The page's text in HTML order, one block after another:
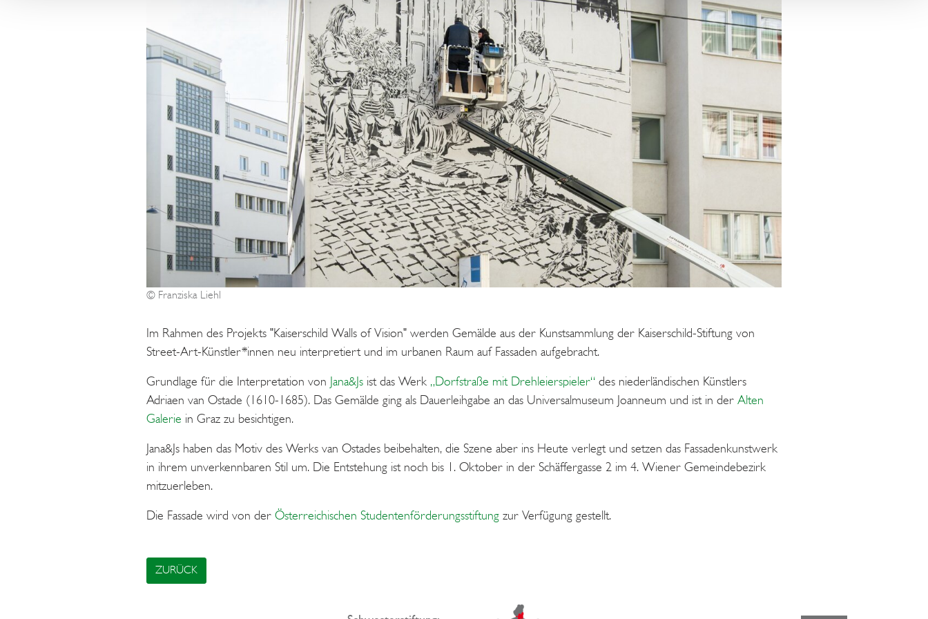
können Sie auf der Website des Handelsministeriums der USA
https://www.dataprivacyframework.gov . Bei nicht-
zertifizierten Unternehmen besteht weiterhin das Risiko, dass Ihre
Daten durch US-Behörden zu Kontroll- und
Überwachungszwecken verarbeitet werden könnten, ohne dass
hiergegen ausreichende Rechtsmittel zur Verfügung stehen.
Indem Sie auf 'Alle Cookies zulassen' klicken, willigen Sie der
Verwendung von Cookies und der Datenverarbeitung durch
unsere Partner ein, einschließlich möglicher Datenübermittlungen
in die USA.
Wenn Sie auf "Nur notwendige Cookies" klicken, findet keine
Übermittlung an Dritte oder in die USA statt. Sie können Ihre
Cookie-Einstellungen jederzeit im Footer ändern. Weitere
Informationen über die Verwendung Ihrer Daten finden Sie in
unsererDatenschutzerklärung
© Franziska Liehl
Im Rahmen des Projekts "Kaiserschild Walls of Vision" werden Gemälde aus der Kunstsammlung der Kaiserschild-Stiftung von
Street-Art-Künstler*innen neu interpretiert und im urbanen Raum auf Fassaden aufgebracht.
Grundlage für die Interpretation von Jana&Js ist das Werk „Dorfstraße mit Drehleierspieler“ des niederländischen Künstlers
Adriaen van Ostade (1610-1685). Das Gemälde ging als Dauerleihgabe an das Universalmuseum Joanneum und ist in der Alten
Galerie in Graz zu besichtigen.
Jana&Js haben das Motiv des Werks van Ostades beibehalten, die Szene aber ins Heute verlegt und setzen das Fassadenkunstwerk
in ihrem unverkennbaren Stil um. Die Entstehung ist noch bis 1. Oktober in der Schäffergasse 2 im 4. Wiener Gemeindebezirk
mitzuerleben.
Die Fassade wird von der Österreichischen Studentenförderungsstiftung zur Verfügung gestellt.
ZURÜCK